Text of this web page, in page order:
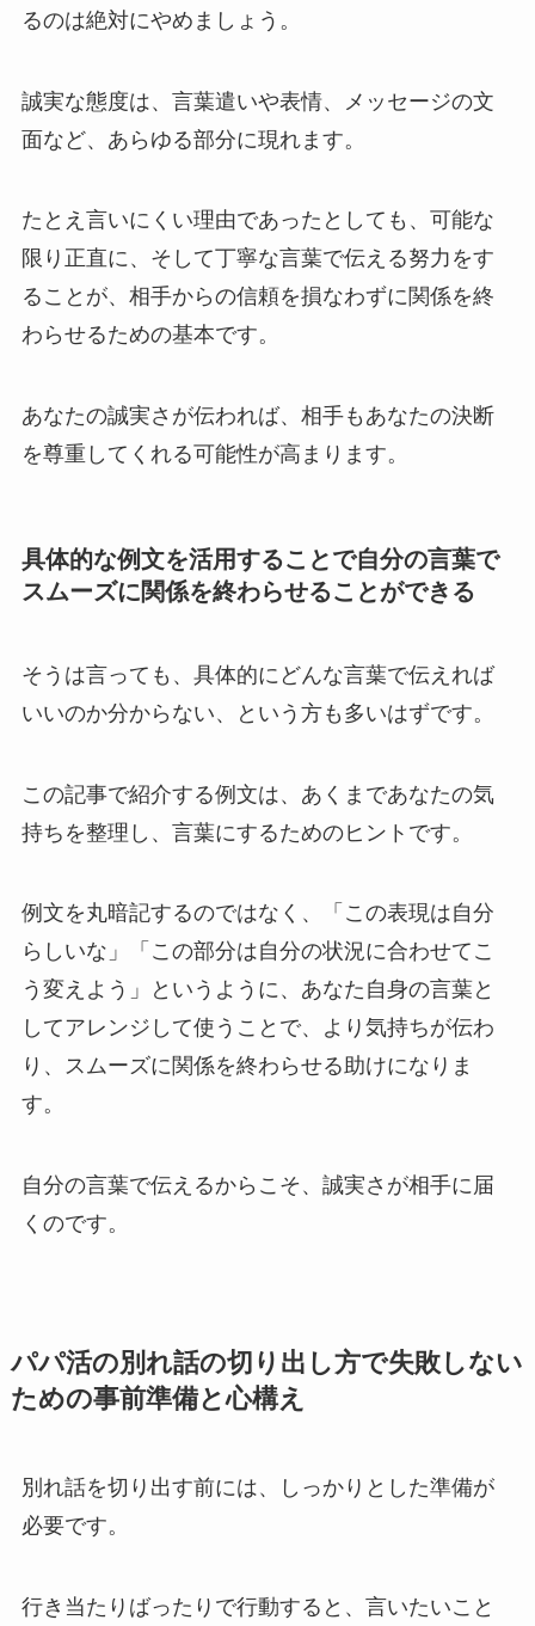
るのは絶対にやめましょう。
誠実な態度は、言葉遣いや表情、メッセージの文
面など、あらゆる部分に現れます。
たとえ言いにくい理由であったとしても、 可能な
限り正直に、そして丁寧な言葉で伝える努力 をす
ることが、相手からの信頼を損なわずに関係を終
わらせるための基本です。
あなたの誠実さが伝われば、相手もあなたの決断
を尊重してくれる可能性が高まります。
具体的な例文を活用することで自分の言葉で
スムーズに関係を終わらせることができる
そうは言っても、具体的にどんな言葉で伝えれば
いいのか分からない、という方も多いはずです。
この記事で紹介する例文は、あくまであなたの気
持ちを整理し、言葉にするためのヒントです。
例文を丸暗記するのではなく、「この表現は自分
らしいな」「この部分は自分の状況に合わせてこ
う変えよう」というように、 あなた自身の言葉と
してアレンジして使う ことで、より気持ちが伝わ
り、スムーズに関係を終わらせる助けになりま
す。
自分の言葉で伝えるからこそ、誠実さが相手に届
くのです。
パパ活の別れ話の切り出し方で失敗しない
ための事前準備と心構え
別れ話を切り出す前には、しっかりとした準備が
必要です。
行き当たりばったりで行動すると、言いたいこと